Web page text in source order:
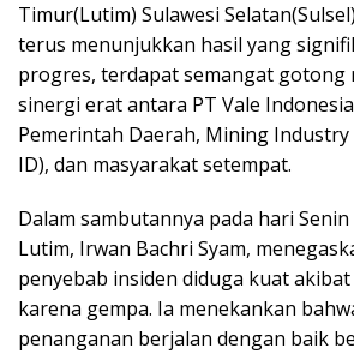
Timur(Lutim) Sulawesi
terus menunjukkan hasil yang
progres, terdapat semangat gotong
sinergi erat antara PT Vale
Pemerintah Daerah, Mining
ID), dan masyarakat setempat.
Dalam sambutannya pada hari
Lutim, Irwan Bachri Syam,
penyebab insiden diduga kuat
karena gempa. Ia menekankan
penanganan berjalan dengan baik